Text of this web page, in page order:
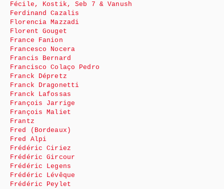
Fécile, Kostik, Seb 7 & Vanush
Ferdinand Cazalis
Florencia Mazzadi
Florent Gouget
France Fanion
Francesco Nocera
Francis Bernard
Francisco Colaço Pedro
Franck Dépretz
Franck Dragonetti
Franck Lafossas
François Jarrige
François Maliet
Frantz
Fred (Bordeaux)
Fred Alpi
Frédéric Ciriez
Frédéric Gircour
Frédéric Legens
Frédéric Lévêque
Frédéric Peylet